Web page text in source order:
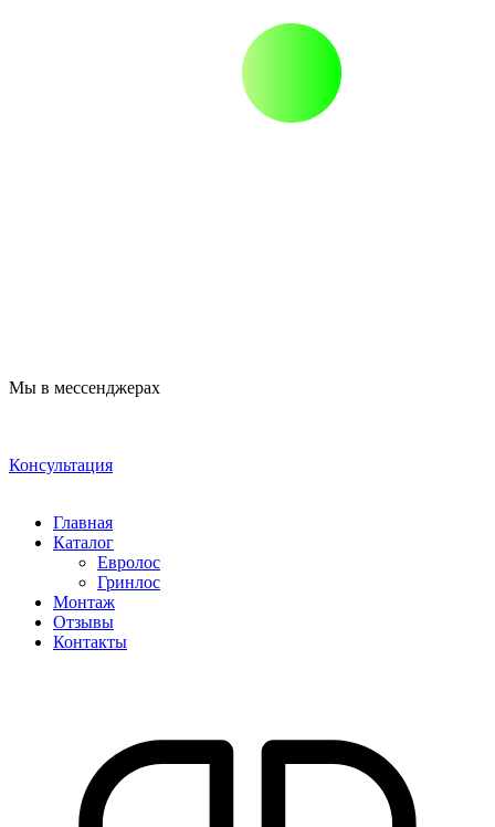
Мы в мессенджерах
Консультация
Главная
Каталог
Евролос
Гринлос
Монтаж
Отзывы
Контакты